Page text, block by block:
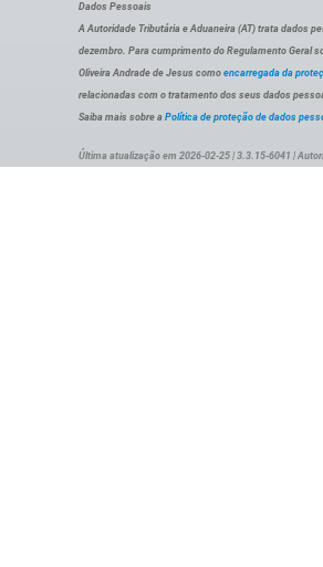
Dados Pessoais
A Autoridade Tributária e Aduaneira (AT) trata dados
dezembro. Para cumprimento do Regulamento Geral
Oliveira Andrade de Jesus como encarregada da
relacionadas com o tratamento dos seus dados
Saiba mais sobre a Política de proteção de dados
Última atualização em 2026-02-25 | 3.3.15-6041 |